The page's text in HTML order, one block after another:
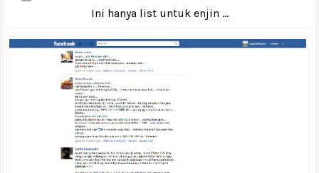
Ini hanya list untuk enjin ...